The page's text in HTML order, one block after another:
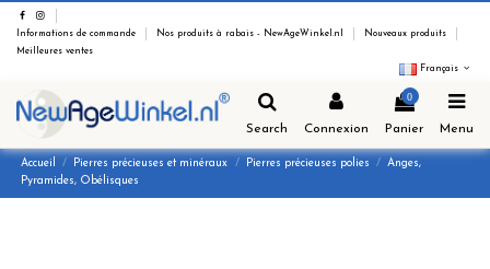
Informations de commande Nos produits à rabais - NewAgeWinkel.nl
Nouveaux produits
Meilleures ventes
Français
Search Connexion
0
Panier Menu
Accueil Pierres précieuses et minéraux Pierres précieuses polies
Anges,
Pyramides, Obélisques